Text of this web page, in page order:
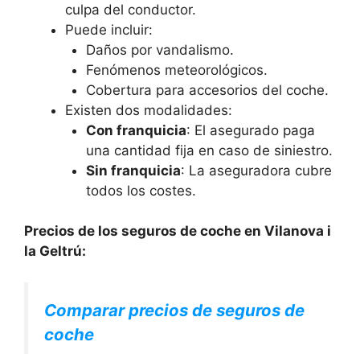
culpa del conductor.
Puede incluir:
Daños por vandalismo.
Fenómenos meteorológicos.
Cobertura para accesorios del coche.
Existen dos modalidades:
Con franquicia: El asegurado paga
una cantidad fija en caso de siniestro.
Sin franquicia: La aseguradora cubre
todos los costes.
Precios de los seguros de coche en Vilanova i
la Geltrú:
Comparar precios de seguros de
coche